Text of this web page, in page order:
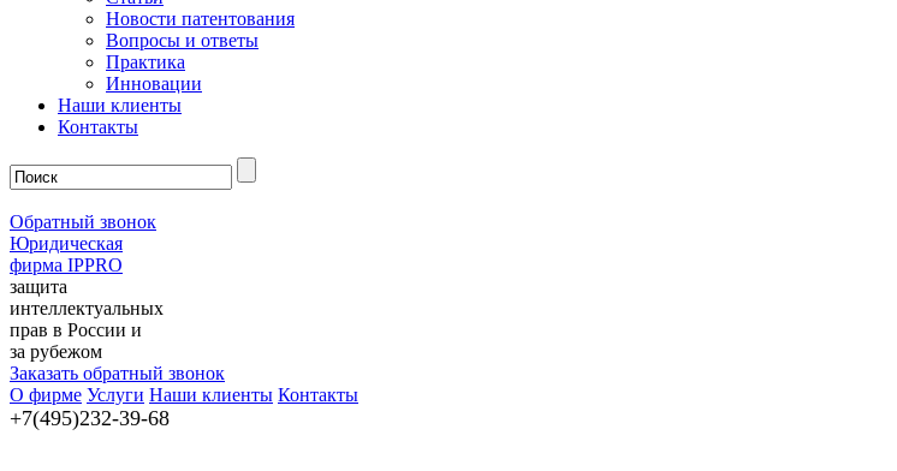
Новости патентования
Вопросы и ответы
Практика
Инновации
Наши клиенты
Контакты
Обратный звонок
Юридическая
фирма IPPRO
защита
интеллектуальных
прав в России и
за рубежом
Заказать обратный звонок
О фирме Услуги Наши клиенты Контакты
+7(495)232-39-68